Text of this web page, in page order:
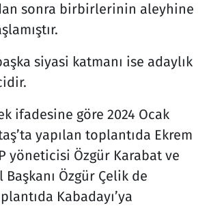
sonra birbirlerinin aleyhine
siyasi katmanı ise adaylık
ifadesine göre 2024 Ocak
yapılan toplantıda Ekrem
yöneticisi Özgür Karabat ve
Özgür Çelik de
Kabadayı’ya